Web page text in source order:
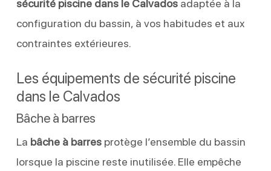
sécurité piscine dans le Calvadosadaptée à la
configuration du bassin, à vos habitudes et aux
contraintes extérieures.
Les équipements de sécurité piscine
dans le Calvados
Bâche à barres
La bâche à barresprotège l’ensemble du bassin
lorsque la piscine reste inutilisée. Elle empêche